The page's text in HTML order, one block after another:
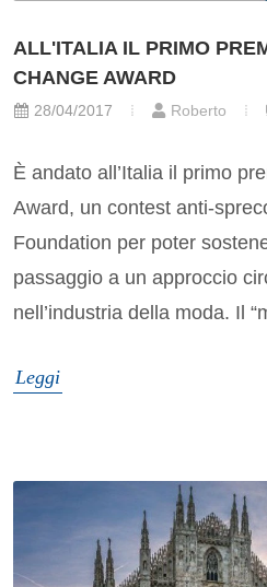
ALL'ITALIA IL PRIMO
CHANGE AWARD
28/04/2017 Roberto
È andato all’Italia il primo
Award, un contest anti-
Foundation per poter
passaggio a un approccio
nell’industria della moda. Il
Leggi